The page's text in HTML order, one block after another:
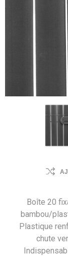
Boîte 20
bambou/
Plastique
chute